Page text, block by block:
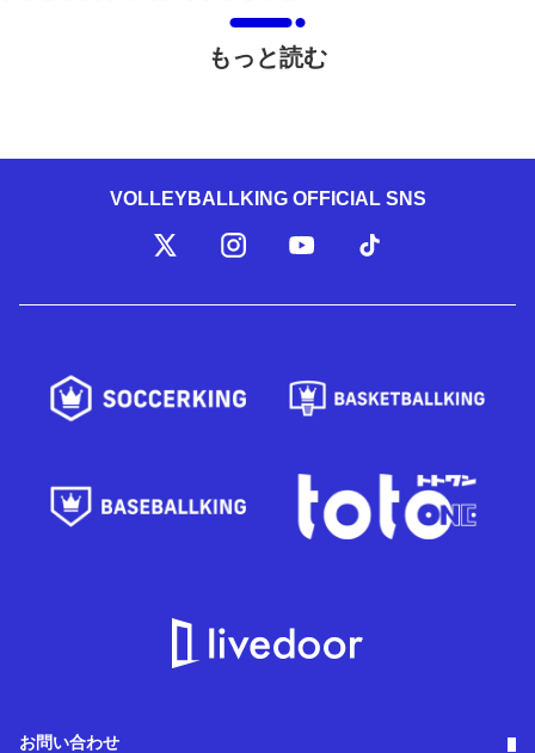
もっと読む
VOLLEYBALLKING OFFICIAL SNS
お問い合わせ